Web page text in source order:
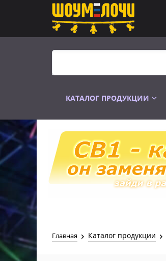
КАТАЛОГ ПРОДУКЦИИ
Распродажа
Главная Каталог продукции